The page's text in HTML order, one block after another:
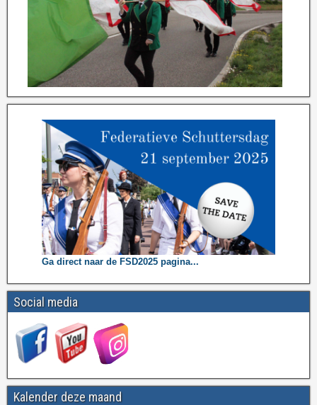
Ga direct naar de FSD2025 pagina...
Social media
Kalender deze maand